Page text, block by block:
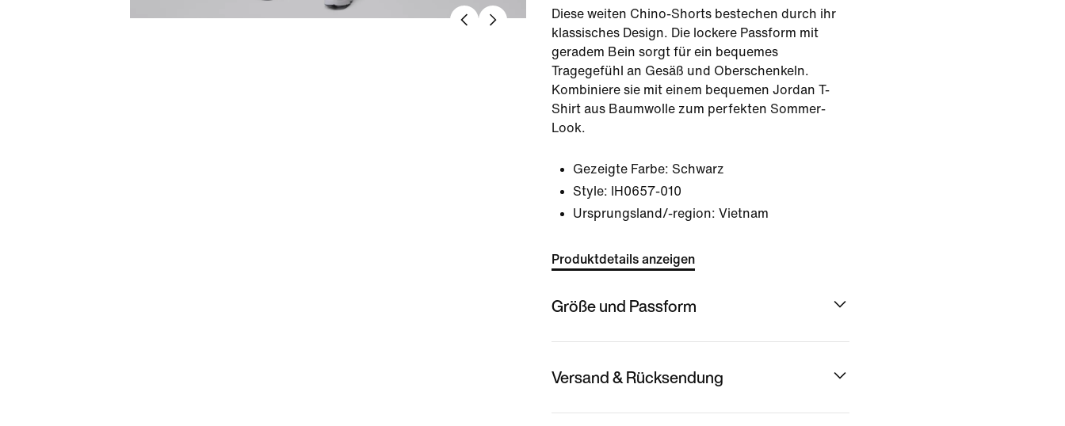
Diese weiten Chino-Shorts bestechen durch ihr
klassisches Design. Die lockere Passform mit
geradem Bein sorgt für ein bequemes
Tragegefühl an Gesäß und Oberschenkeln.
Kombiniere sie mit einem bequemen Jordan T-
Shirt aus Baumwolle zum perfekten Sommer-
Look.
Gezeigte Farbe: Schwarz
Style:
IH0657-010
Ursprungsland/-region: Vietnam
Produktdetails anzeigen
Größe und Passform
Versand & Rücksendung